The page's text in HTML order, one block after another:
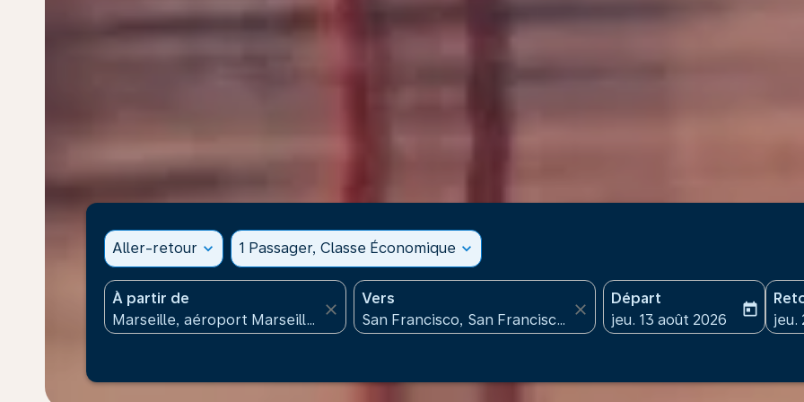
Aller-retour expand_more 1 Passager, Classe Économique expand_more
À partir de
close
Vers
close
Départ
fc-booking-departure-
jeu. 13 août 2026
today
fc-
jeu.